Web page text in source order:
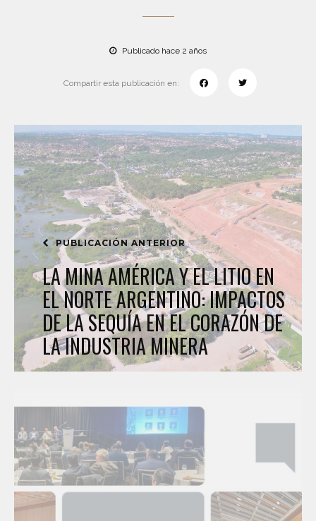
Publicado hace 2 años
Compartir esta publicación en:
PUBLICACIÓN ANTERIOR
LA MINA AMÉRICA Y EL LITIO EN
EL NORTE ARGENTINO: IMPACTOS
DE LA SEQUÍA EN EL CORAZÓN DE
LA INDUSTRIA MINERA